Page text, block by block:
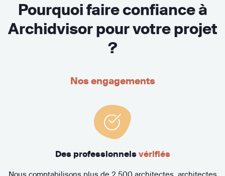
Pourquoi faire confiance à
Archidvisor pour votre projet
?
Nos engagements
Des professionnels vérifiés